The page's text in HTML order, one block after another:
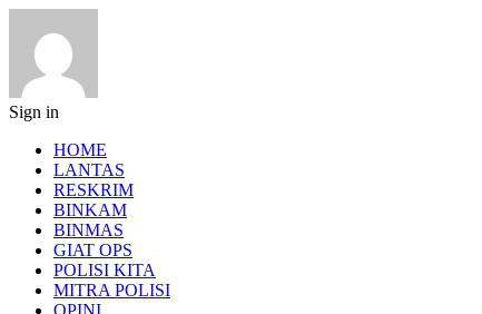
Sign in
HOME
LANTAS
RESKRIM
BINKAM
BINMAS
GIAT OPS
POLISI KITA
MITRA POLISI
OPINI